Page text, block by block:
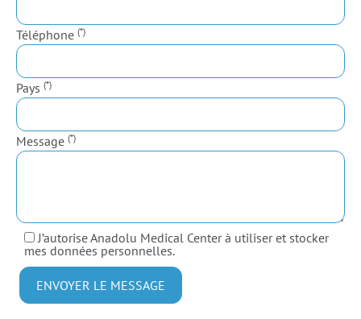
Téléphone (*)
Pays (*)
Message (*)
J’autorise Anadolu Medical Center à utiliser et stocker
mes données personnelles.